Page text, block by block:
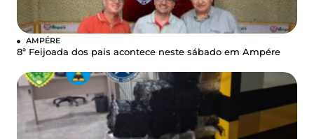
AMPÉRE
8ª Feijoada dos pais acontece neste sábado em Ampére